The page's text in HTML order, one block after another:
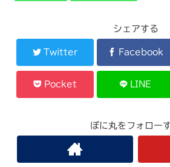
シェアする
Twitter Facebook
Pocket LINE
ぽに丸をフォロー